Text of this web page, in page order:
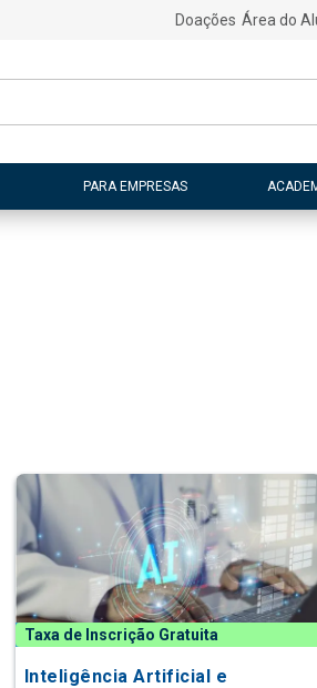
Doações Área do
PARA EMPRESAS
Taxa de Inscrição Gratuita
Inteligência Artificial e